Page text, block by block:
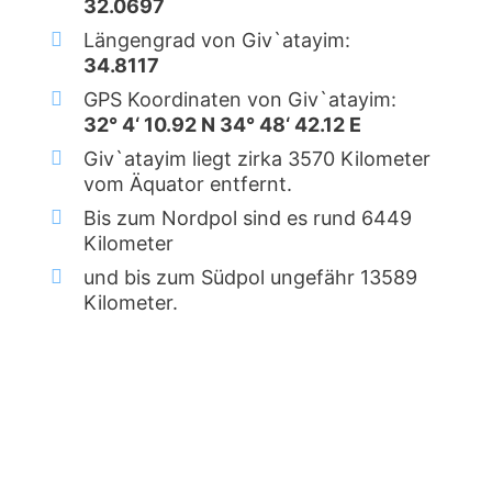
32.0697
Längengrad von Giv`atayim:
34.8117
GPS Koordinaten von Giv`atayim:
32° 4‘ 10.92 N 34° 48‘ 42.12 E
Giv`atayim liegt zirka 3570 Kilometer
vom Äquator entfernt.
Bis zum Nordpol sind es rund 6449
Kilometer
und bis zum Südpol ungefähr 13589
Kilometer.